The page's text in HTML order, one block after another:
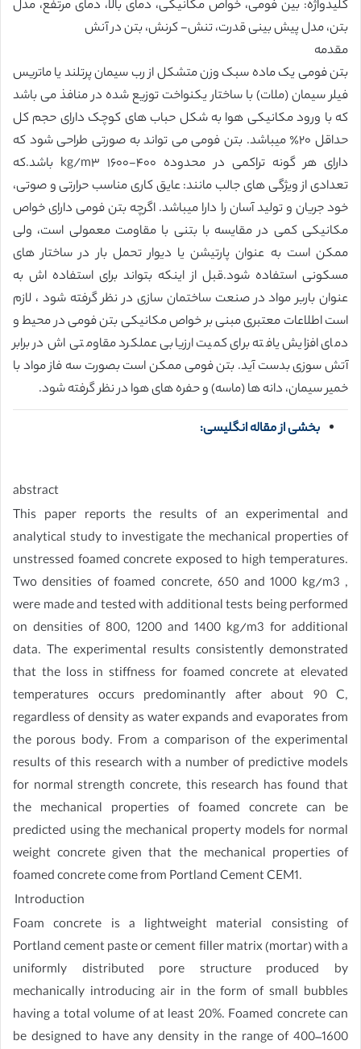
کلیدواژه: بین فومی، خواص مکانیکی، دمای بالا، دمای مرتفع، مدل
بتن، مدل پیش بینی قدرت، تنش- کرنش، بتن در آنش
مقدمه
بتن فومی یک ماده سبک وزن متشکل از رب سیمان پرتلند یا ماتریس
فیلر سیمان (ملات) با ساختار یکنواخت توزیع شده در منافذ می باشد
که با ورود مکانیکی هوا به شکل حباب های کوچک دارای حجم کل
حداقل ٢٠٪ میباشد. بتن فومی می تواند به صورتی طراحی شود که
دارای هر گونه تراکمی در محدوده ۴٠٠-١۶٠٠ kg/m٣ باشد.که
تعدادی از ویژگی های جالب مانند: عایق کاری مناسب حرارتی و صوتی،
خود جریان و تولید آسان را دارا میباشد. اگرچه بتن فومی دارای خواص
مکانیکی کمی در مقایسه با بتنی با مقاومت معمولی است، ولی
ممکن است به عنوان پارتیشن یا دیوار تحمل بار در ساختار های
مسکونی استفاده شود.قبل از اینکه بتواند برای استفاده اش به
عنوان باربر مواد در صنعت ساختمان سازی در نظر گرفته شود ، لازم
است اطلاعات معتبری مبنی بر خواص مکانیکی بتن فومی در محیط و
دمای افزایش یافته برای کمیت ارزیابی عملکرد مقاومتی اش در برابر
آتش سوزی بدست آید. بتن فومی ممکن است بصورت سه فاز مواد با
خمیر سیمان، دانه ها (ماسه) و حفره های هوا در نظر گرفته شود.
بخشی از مقاله انگلیسی:
abstract
This paper reports the results of an experimental and
analytical study to investigate the mechanical properties of
unstressed foamed concrete exposed to high temperatures.
Two densities of foamed concrete, 650 and 1000 kg/m3 ,
were made and tested with additional tests being performed
on densities of 800, 1200 and 1400 kg/m3 for additional
data. The experimental results consistently demonstrated
that the loss in stiffness for foamed concrete at elevated
temperatures occurs predominantly after about 90 C,
regardless of density as water expands and evaporates from
the porous body. From a comparison of the experimental
results of this research with a number of predictive models
for normal strength concrete, this research has found that
the mechanical properties of foamed concrete can be
predicted using the mechanical property models for normal
weight concrete given that the mechanical properties of
foamed concrete come from Portland Cement CEM1.
Introduction
Foam concrete is a lightweight material consisting of
Portland cement paste or cement filler matrix (mortar) with a
uniformly distributed pore structure produced by
mechanically introducing air in the form of small bubbles
having a total volume of at least 20%. Foamed concrete can
be designed to have any density in the range of 400–1600